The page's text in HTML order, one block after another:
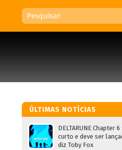
ÚLTIMAS NOTÍCIAS
DELTARUNE Chapter
curto e deve ser
diz Toby Fox